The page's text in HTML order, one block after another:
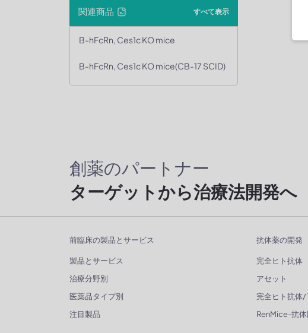
関連商品 すべて表示
B-hFcRn, Ces1c KO mice
B-hFcRn, Ces1c KO mice(CB-17 SCID)
創薬のパートナー
ターゲットから治療法開発へ
前臨床の製品とサービス
製品とサービス
治療分野別
医薬品タイプ別
注目製品
抗体薬の開発
完全ヒト抗体
アセット
完全ヒト抗体/
RenMice-抗